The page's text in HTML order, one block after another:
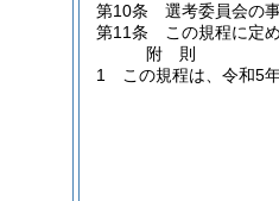
第10条
選考委員会の
第11条
この規程に定
附 則
1
この規程は、令和5